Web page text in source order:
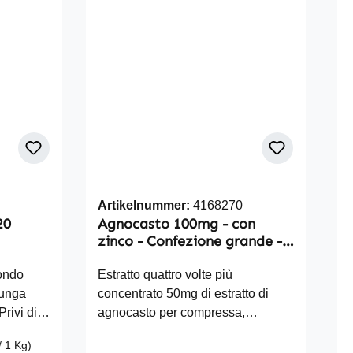
di
A
1 Kg)
Artikelnummer: 4168270
Agnocasto 100mg - con
zinco - Confezione grande -
Estratto quattro volte più
concentrato 50mg di estratto di
agnocasto per compressa,